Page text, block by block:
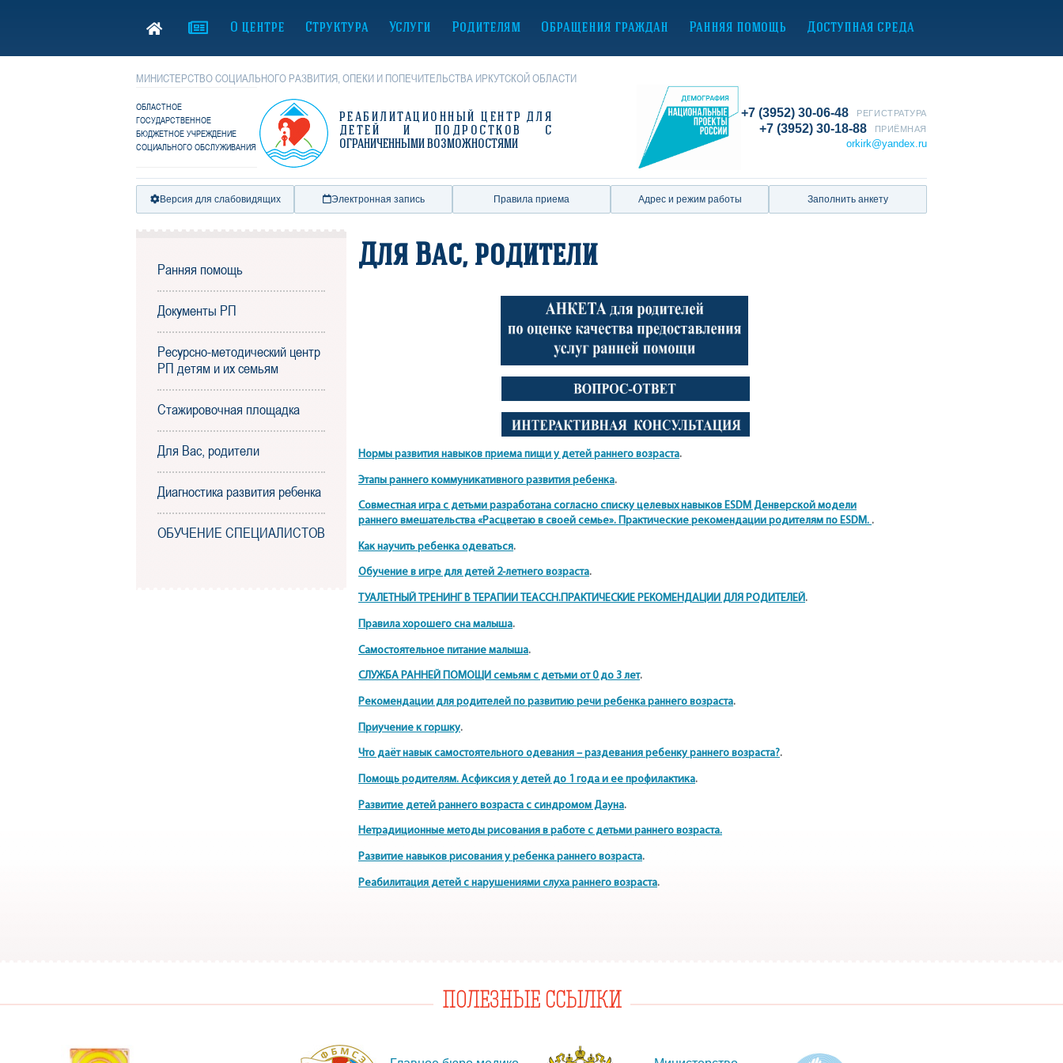
О центре Структура Услуги Родителям Обращения граждан Ранняя помощь Доступная среда
МИНИСТЕРСТВО СОЦИАЛЬНОГО РАЗВИТИЯ, ОПЕКИ И ПОПЕЧИТЕЛЬСТВА ИРКУТСКОЙ ОБЛАСТИ
ОБЛАСТНОЕ
ГОСУДАРСТВЕННОЕ
БЮДЖЕТНОЕ УЧРЕЖДЕНИЕ
СОЦИАЛЬНОГО ОБСЛУЖИВАНИЯ
РЕАБИЛИТАЦИОННЫЙ ЦЕНТР ДЛЯ
ДЕТЕЙ И ПОДРОСТКОВ С
ОГРАНИЧЕННЫМИ ВОЗМОЖНОСТЯМИ
+7 (3952) 30-06-48 РЕГИСТРАТУРА
+7 (3952) 30-18-88 ПРИЁМНАЯ
orkirk@yandex.ru
Версия для слабовидящих Электронная запись Правила приема Адрес и режим работы Заполнить анкету
Ранняя помощь
Документы РП
Ресурсно-методический центр
РП детям и их семьям
Стажировочная площадка
Для Вас, родители
Диагностика развития ребенка
ОБУЧЕНИЕ СПЕЦИАЛИСТОВ
Для Вас, родители
Нормы развития навыков приема пищи у детей раннего возраста.
Этапы раннего коммуникативного развития ребенка.
Совместная игра с детьми разработана согласно списку целевых навыков ESDM Денверской модели
раннего вмешательства «Расцветаю в своей семье». Практические рекомендации родителям по ESDM. .
Как научить ребенка одеваться.
Обучение в игре для детей 2-летнего возраста.
ТУАЛЕТНЫЙ ТРЕНИНГ В ТЕРАПИИ TEACCH.ПРАКТИЧЕСКИЕ РЕКОМЕНДАЦИИ ДЛЯ РОДИТЕЛЕЙ.
Правила хорошего сна малыша.
Самостоятельное питание малыша.
СЛУЖБА РАННЕЙ ПОМОЩИ семьям с детьми от 0 до 3 лет.
Рекомендации для родителей по развитию речи ребенка раннего возраста.
Приучение к горшку.
Что даёт навык самостоятельного одевания – раздевания ребенку раннего возраста?.
Помощь родителям. Асфиксия у детей до 1 года и ее профилактика.
Развитие детей раннего возраста с синдромом Дауна.
Нетрадиционные методы рисования в работе с детьми раннего возраста.
Развитие навыков рисования у ребенка раннего возраста.
Реабилитация детей с нарушениями слуха раннего возраста.
ПОЛЕЗНЫЕ ССЫЛКИ